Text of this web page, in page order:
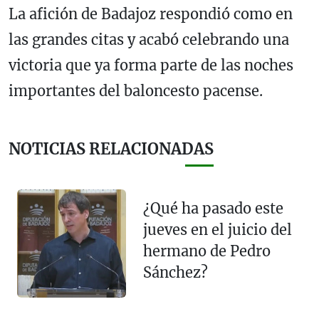
La afición de Badajoz respondió como en
las grandes citas y acabó celebrando una
victoria que ya forma parte de las noches
importantes del baloncesto pacense.
NOTICIAS RELACIONADAS
¿Qué ha pasado este
jueves en el juicio del
hermano de Pedro
Sánchez?